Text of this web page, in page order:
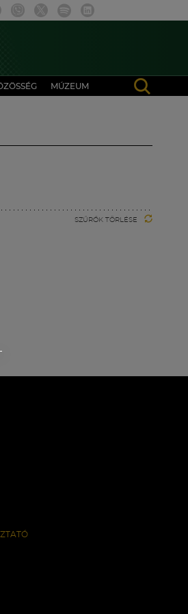
MÚZEUM
SZŰRŐK TÖRLÉSE